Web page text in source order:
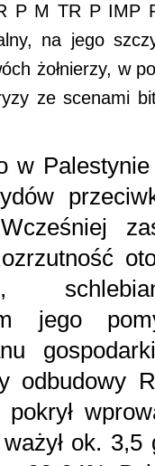
P M TR P IMP
na jego
żołnierzy, w
ze scenami
w
jego
odbudowy
ok.